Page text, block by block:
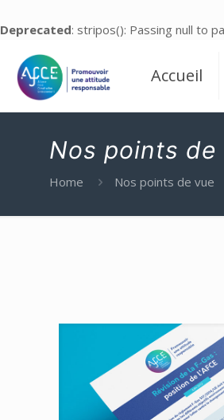
Deprecated: stripos(): Passing null to
Accueil
Nos points de
Home Nos points de vue